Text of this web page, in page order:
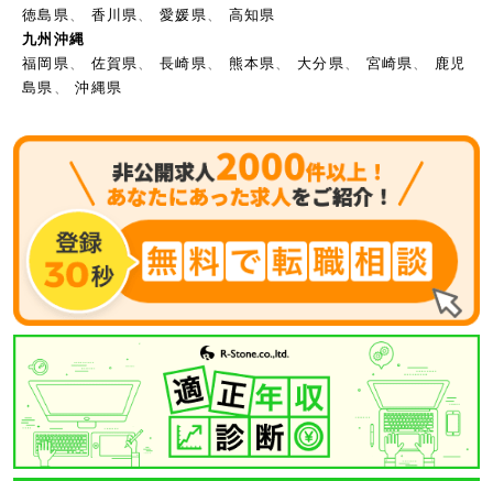
徳島県
香川県 、愛媛県
高知県
九州沖縄
福岡県
佐賀県 、長崎県 熊本県 大分県 宮崎県
鹿児
島県
、沖縄県